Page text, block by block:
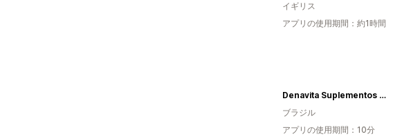
イギリス
アプリの使用期間：約1時間
Denavita Suplementos e Vitaminas
ブラジル
アプリの使用期間：10分